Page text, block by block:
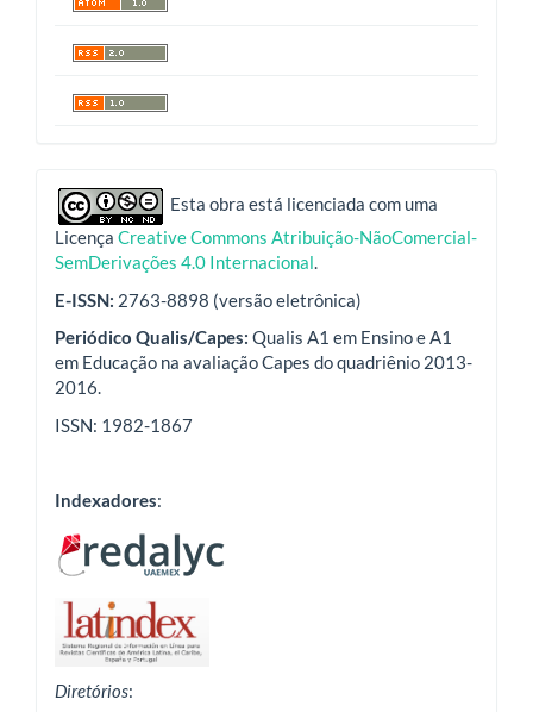
indexadoresEsta obra está licenciada com uma
Licença Creative Commons Atribuição-NãoComercial-
SemDerivações 4.0 Internacional.
E-ISSN: 2763-8898 (versão eletrônica)
Periódico Qualis/Capes: Qualis A1 em Ensino e A1
em Educação na avaliação Capes do quadriênio 2013-
2016.
ISSN: 1982-1867
Indexadores:
Diretórios: